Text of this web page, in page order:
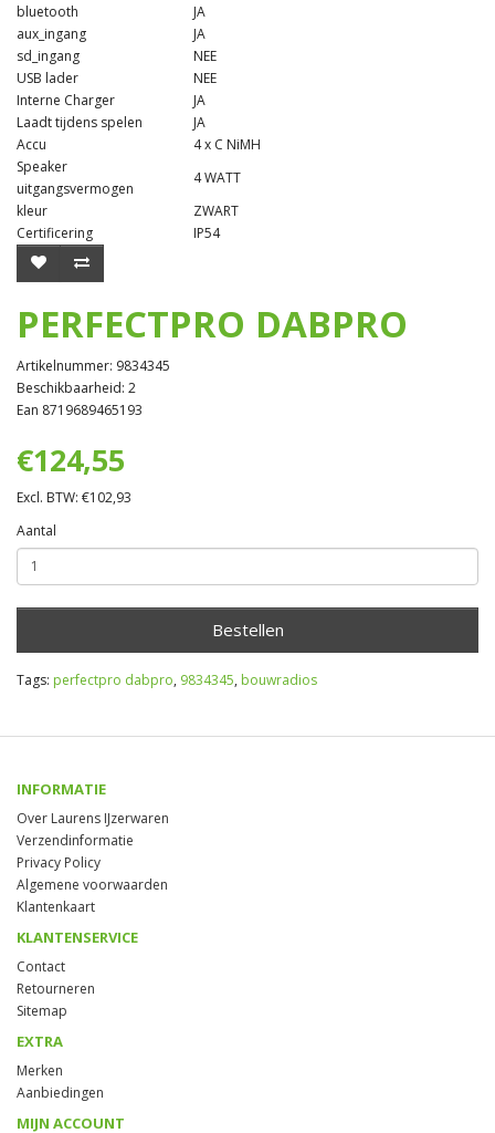
bluetooth
JA
aux_ingang
JA
sd_ingang
NEE
USB lader
NEE
Interne Charger
JA
Laadt tijdens spelen
JA
Accu
4 x C NiMH
Speaker
uitgangsvermogen
4 WATT
kleur
ZWART
Certificering
IP54
PERFECTPRO DABPRO
Artikelnummer: 9834345
Beschikbaarheid: 2
Ean 8719689465193
€124,55
Excl. BTW: €102,93
Aantal
Bestellen
Tags: perfectpro dabpro, 9834345, bouwradios
INFORMATIE
Over Laurens IJzerwaren
Verzendinformatie
Privacy Policy
Algemene voorwaarden
Klantenkaart
KLANTENSERVICE
Contact
Retourneren
Sitemap
EXTRA
Merken
Aanbiedingen
MIJN ACCOUNT